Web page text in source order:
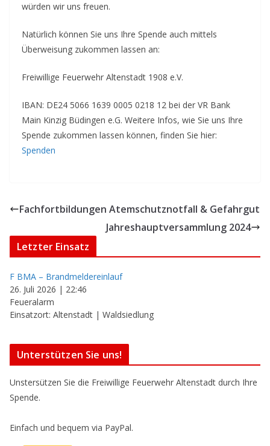
würden wir uns freuen.
Natürlich können Sie uns Ihre Spende auch mittels
Überweisung zukommen lassen an:
Freiwillige Feuerwehr Altenstadt 1908 e.V.
IBAN: DE24 5066 1639 0005 0218 12 bei der VR Bank
Main Kinzig Büdingen e.G. Weitere Infos, wie Sie uns Ihre
Spende zukommen lassen können, finden Sie hier:
Spenden
Fachfortbildungen Atemschutznotfall & Gefahrgut
Jahreshauptversammlung 2024
Letzter Einsatz
F BMA – Brandmeldereinlauf
26. Juli 2026 | 22:46
Feueralarm
Einsatzort: Altenstadt | Waldsiedlung
Unterstützen Sie uns!
Unstersützen Sie die Freiwillige Feuerwehr Altenstadt durch Ihre
Spende.
Einfach und bequem via PayPal.